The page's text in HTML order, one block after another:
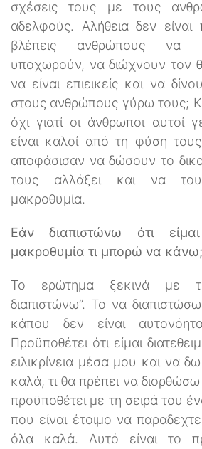
σχέσεις τους με τους
αδελφούς. Αλήθεια δεν
βλέπεις ανθρώπους να
υποχωρούν, να διώχνουν τον
να είναι επιεικείς και να
στους ανθρώπους γύρω τους;
όχι γιατί οι άνθρωποι αυτοί
είναι καλοί από τη φύση
αποφάσισαν να δώσουν το
τους αλλάξει και να
μακροθυμία.
Εάν διαπιστώνω ότι
μακροθυμία τι μπορώ να κάνω;
Το ερώτημα ξεκινά με
διαπιστώνω’’. Το να
κάπου δεν είναι
Προϋποθέτει ότι είμαι
ειλικρίνεια μέσα μου και να
καλά, τι θα πρέπει να
προϋποθέτει με τη σειρά του
που είναι έτοιμο να
όλα καλά. Αυτό είναι το